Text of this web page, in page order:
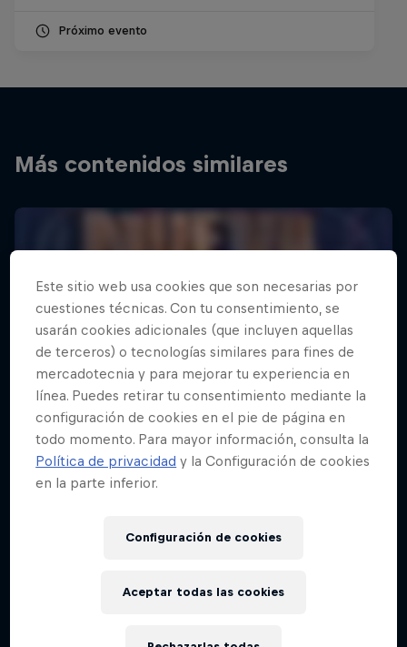
Próximo evento
Más contenidos similares
Este sitio web usa cookies que son necesarias por
cuestiones técnicas. Con tu consentimiento, se
usarán cookies adicionales (que incluyen aquellas
de terceros) o tecnologías similares para fines de
mercadotecnia y para mejorar tu experiencia en
línea. Puedes retirar tu consentimiento mediante la
configuración de cookies en el pie de página en
todo momento. Para mayor información, consulta la
Política de privacidad y la Configuración de cookies
en la parte inferior.
Configuración de cookies
Aceptar todas las cookies